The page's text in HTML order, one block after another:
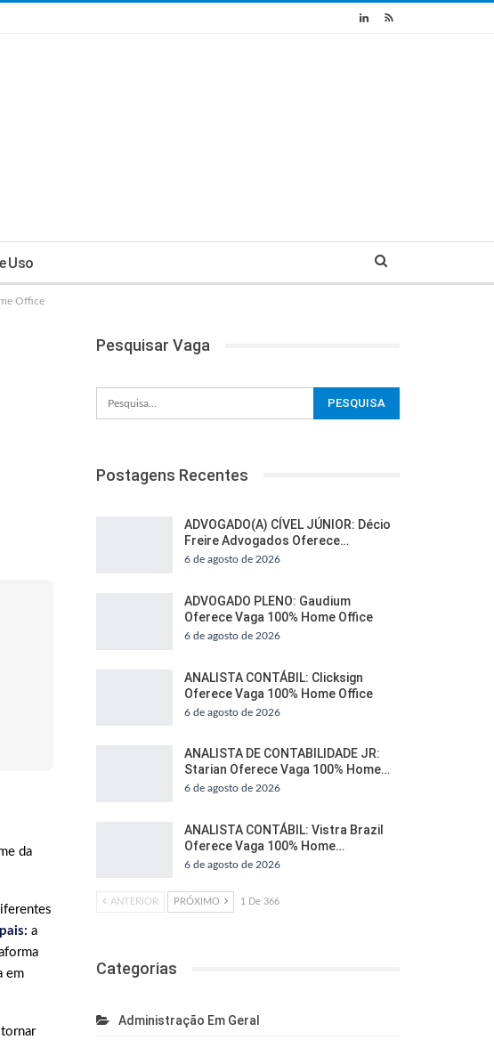
Uso
Office
da
a
em
Pesquisar Vaga
Postagens Recentes
ADVOGADO(A) CÍVEL JÚNIOR: Décio
Freire Advogados Oferece…
6 de agosto de 2026
ADVOGADO PLENO: Gaudium
Oferece Vaga 100% Home Office
6 de agosto de 2026
ANALISTA CONTÁBIL: Clicksign
Oferece Vaga 100% Home Office
6 de agosto de 2026
ANALISTA DE CONTABILIDADE JR:
Starian Oferece Vaga 100% Home…
6 de agosto de 2026
ANALISTA CONTÁBIL: Vistra Brazil
Oferece Vaga 100% Home…
6 de agosto de 2026
ANTERIOR PRÓXIMO 1 De 366
Categorias
Administração Em Geral